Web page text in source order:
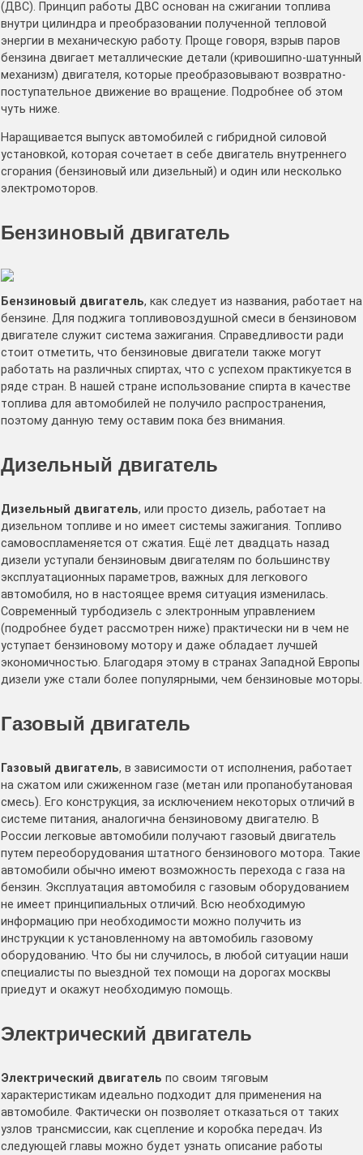
(ДВС). Принцип работы ДВС основан на сжигании топлива
внутри цилиндра и преобразовании полученной тепловой
энергии в механическую работу. Проще говоря, взрыв паров
бензина двигает металлические детали (кривошипно-шатунный
механизм) двигателя, которые преобразовывают возвратно-
поступательное движение во вращение. Подробнее об этом
чуть ниже.
Наращивается выпуск автомобилей с гибридной силовой
установкой, которая сочетает в себе двигатель внутреннего
сгорания (бензиновый или дизельный) и один или несколько
электромоторов.
Бензиновый двигатель
Бензиновый двигатель, как следует из названия, работает на
бензине. Для поджига топливовоздушной смеси в бензиновом
двигателе служит система зажигания. Справедливости ради
стоит отметить, что бензиновые двигатели также могут
работать на различных спиртах, что с успехом практикуется в
ряде стран. В нашей стране использование спирта в качестве
топлива для автомобилей не получило распространения,
поэтому данную тему оставим пока без внимания.
Дизельный двигатель
Дизельный двигатель, или просто дизель, работает на
дизельном топливе и но имеет системы зажигания. Топливо
самовоспламеняется от сжатия. Ещё лет двадцать назад
дизели уступали бензиновым двигателям по большинству
эксплуатационных параметров, важных для легкового
автомобиля, но в настоящее время ситуация изменилась.
Современный турбодизель с электронным управлением
(подробнее будет рассмотрен ниже) практически ни в чем не
уступает бензиновому мотору и даже обладает лучшей
экономичностью. Благодаря этому в странах Западной Европы
дизели уже стали более популярными, чем бензиновые моторы.
Газовый двигатель
Газовый двигатель, в зависимости от исполнения, работает
на сжатом или сжиженном газе (метан или пропанобутановая
смесь). Его конструкция, за исключением некоторых отличий в
системе питания, аналогична бензиновому двигателю. В
России легковые автомобили получают газовый двигатель
путем переоборудования штатного бензинового мотора. Такие
автомобили обычно имеют возможность перехода с газа на
бензин. Эксплуатация автомобиля с газовым оборудованием
не имеет принципиальных отличий. Всю необходимую
информацию при необходимости можно получить из
инструкции к установленному на автомобиль газовому
оборудованию. Что бы ни случилось, в любой ситуации наши
специалисты по выездной тех помощи на дорогах москвы
приедут и окажут необходимую помощь.
Электрический двигатель
Электрический двигатель по своим тяговым
характеристикам идеально подходит для применения на
автомобиле. Фактически он позволяет отказаться от таких
узлов трансмиссии, как сцепление и коробка передач. Из
следующей главы можно будет узнать описание работы